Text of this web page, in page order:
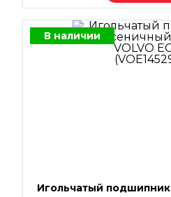
В наличии
Игольчатый подшипник